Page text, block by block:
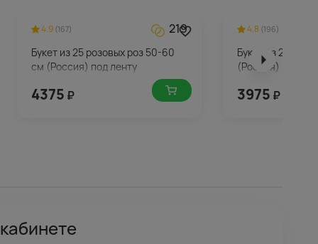
4.9 (167) 219
Букет из 25 розовых роз 50-60
см (Россия) под ленту
4375 ₽
4.8 (196)
Букет из 25
(Россия) 35-40
3975 ₽